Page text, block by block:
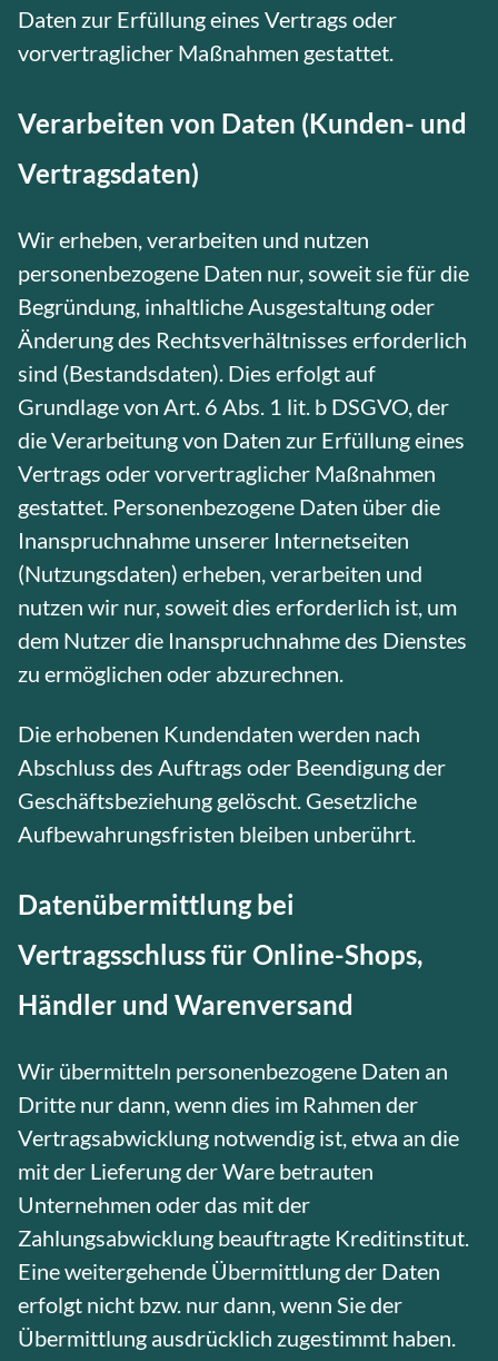
Daten zur Erfüllung eines Vertrags oder
vorvertraglicher Maßnahmen gestattet.
Verarbeiten von Daten (Kunden- und
Vertragsdaten)
Wir erheben, verarbeiten und nutzen
personenbezogene Daten nur, soweit sie für die
Begründung, inhaltliche Ausgestaltung oder
Änderung des Rechtsverhältnisses erforderlich
sind (Bestandsdaten). Dies erfolgt auf
Grundlage von Art. 6 Abs. 1 lit. b DSGVO, der
die Verarbeitung von Daten zur Erfüllung eines
Vertrags oder vorvertraglicher Maßnahmen
gestattet. Personenbezogene Daten über die
Inanspruchnahme unserer Internetseiten
(Nutzungsdaten) erheben, verarbeiten und
nutzen wir nur, soweit dies erforderlich ist, um
dem Nutzer die Inanspruchnahme des Dienstes
zu ermöglichen oder abzurechnen.
Die erhobenen Kundendaten werden nach
Abschluss des Auftrags oder Beendigung der
Geschäftsbeziehung gelöscht. Gesetzliche
Aufbewahrungsfristen bleiben unberührt.
Datenübermittlung bei
Vertragsschluss für Online-Shops,
Händler und Warenversand
Wir übermitteln personenbezogene Daten an
Dritte nur dann, wenn dies im Rahmen der
Vertragsabwicklung notwendig ist, etwa an die
mit der Lieferung der Ware betrauten
Unternehmen oder das mit der
Zahlungsabwicklung beauftragte Kreditinstitut.
Eine weitergehende Übermittlung der Daten
erfolgt nicht bzw. nur dann, wenn Sie der
Übermittlung ausdrücklich zugestimmt haben.